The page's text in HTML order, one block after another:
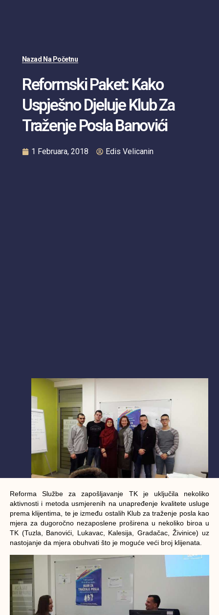
Nazad Na Početnu
Reformski Paket: Kako
Uspješno Djeluje Klub Za
Traženje Posla Banovići
1 Februara, 2018 Edis Velicanin
Reforma Službe za zapošljavanje TK je uključila nekoliko
aktivnosti i metoda usmjerenih na unapređenje kvalitete usluge
prema klijentima, te je između ostalih Klub za traženje posla kao
mjera za dugoročno nezaposlene proširena u nekoliko biroa u
TK (Tuzla, Banovići, Lukavac, Kalesija, Gradačac, Živinice) uz
nastojanje da mjera obuhvati što je moguće veći broj klijenata.